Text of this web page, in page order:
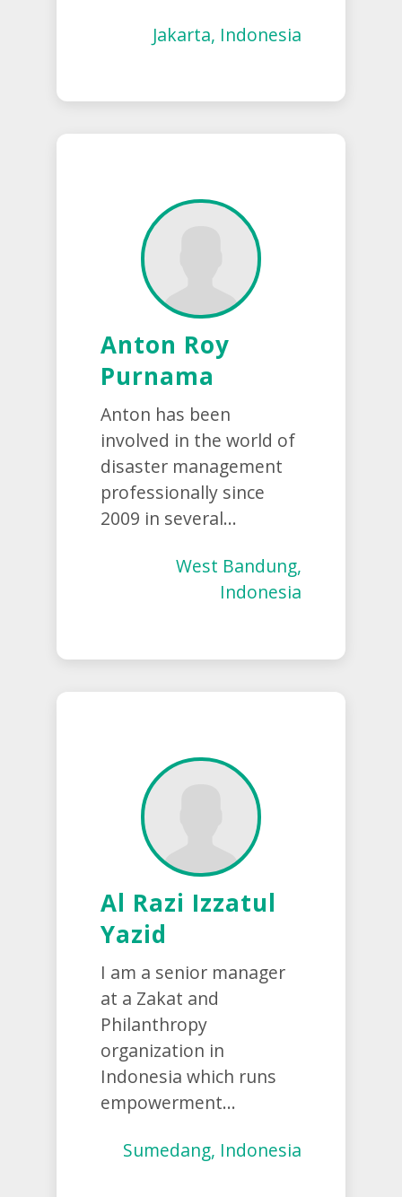
Jakarta, Indonesia
Anton Roy
Purnama
Anton has been
involved in the world of
disaster management
professionally since
2009 in several...
West Bandung,
Indonesia
Al Razi Izzatul
Yazid
I am a senior manager
at a Zakat and
Philanthropy
organization in
Indonesia which runs
empowerment...
Sumedang, Indonesia